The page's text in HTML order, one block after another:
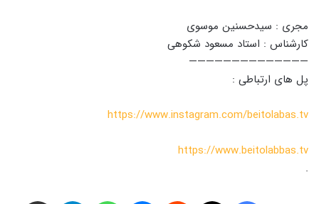
مجری : سیدحسنین موسوی
کارشناس : استاد مسعود شکوهی
——————————————
پل های ارتباطی :
https://www.instagram.com/beitolabas.tv
https://www.beitolabbas.tv
.